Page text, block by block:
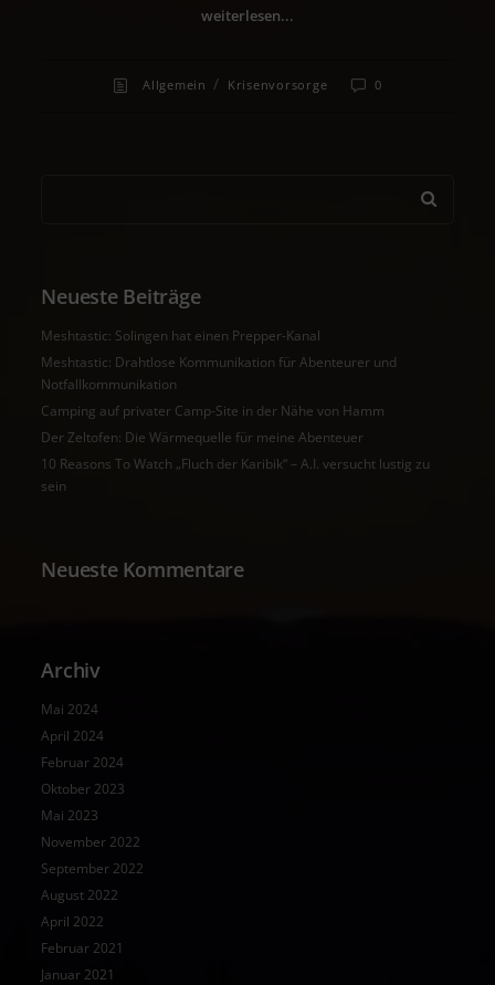
weiterlesen...
Allgemein / Krisenvorsorge 0
Neueste Beiträge
Meshtastic: Solingen hat einen Prepper-Kanal
Meshtastic: Drahtlose Kommunikation für Abenteurer und
Notfallkommunikation
Camping auf privater Camp-Site in der Nähe von Hamm
Der Zeltofen: Die Wärmequelle für meine Abenteuer
10 Reasons To Watch „Fluch der Karibik“ – A.I. versucht lustig zu
sein
Neueste Kommentare
Archiv
Mai 2024
April 2024
Februar 2024
Oktober 2023
Mai 2023
November 2022
September 2022
August 2022
April 2022
Februar 2021
Januar 2021